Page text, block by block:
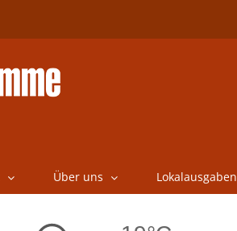
Über uns Lokalausgaben